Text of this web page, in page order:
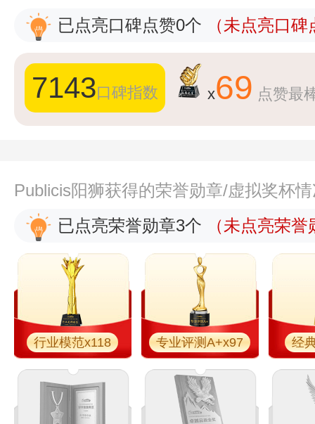
已点亮口碑点赞0个
（未点亮口
7143口碑指数 x69 点赞最
Publicis阳狮获得的荣誉勋章/虚拟奖杯
已点亮荣誉勋章3个
（未点亮荣
行业模范x118 专业评测A+x97 经